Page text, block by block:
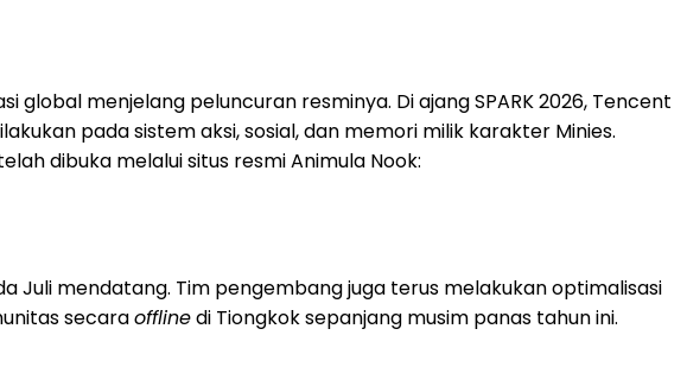
menjelang peluncuran resminya. Di ajang SPARK 2026, Tencent
pada sistem aksi, sosial, dan memori milik karakter Minies.
dibuka melalui situs resmi Animula Nook:
Juli mendatang. Tim pengembang juga terus melakukan optimalisasi
secaraofflinedi Tiongkok sepanjang musim panas tahun ini.